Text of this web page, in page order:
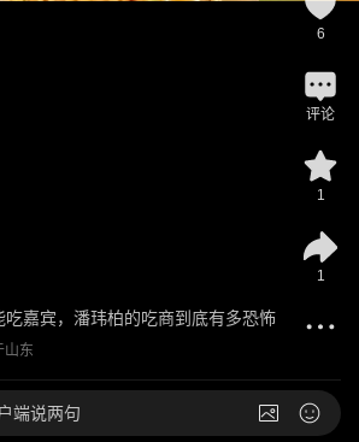
嘉宾，潘玮柏的吃商到底有多恐怖
山东
6
评论
1
1
端说两句